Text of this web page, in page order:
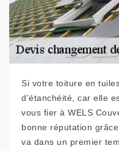
Si votre toiture en
d’étanchéité, car elle
vous fier à WELS
bonne réputation
va dans un premier